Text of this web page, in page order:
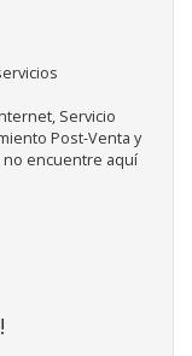
Servicio
Post-Venta y
encuentre aquí